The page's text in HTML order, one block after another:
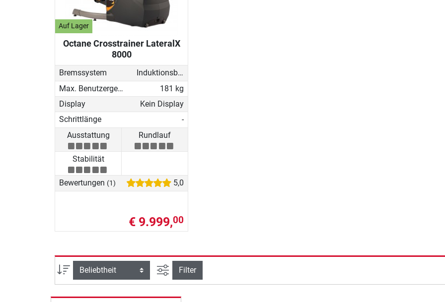
Auf Lager
Octane Crosstrainer LateralX
8000
Bremssystem
Induktionsbremse (EMS)
Max. Benutzergewicht
181 kg
Display
Kein Display
Schrittlänge
-
Ausstattung
Rundlauf
Stabilität
Bewertungen (1) 5,0
€ 9.999,00
Sortierung Ansicht filtern
Filter